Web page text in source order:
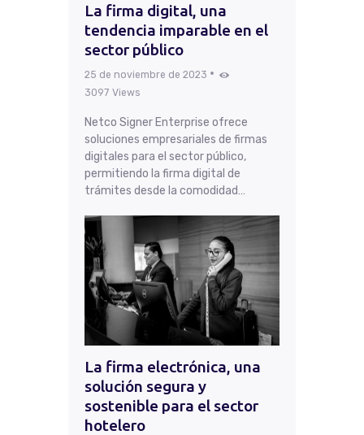
La firma digital, una
tendencia imparable en el
sector público
25 de noviembre de 2023
3097 Views
Netco Signer Enterprise ofrece
soluciones empresariales de firmas
digitales para el sector público,
permitiendo la firma digital de
trámites desde la comodidad…
La firma electrónica, una
solución segura y
sostenible para el sector
hotelero